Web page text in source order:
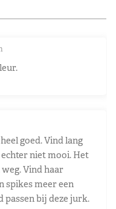
goed. Vind lang
niet mooi. Het
Vind haar
spikes meer een
passen bij deze jurk.